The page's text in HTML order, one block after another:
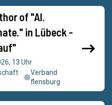
of "AI.
in Lübeck -
13 Uhr
Verband
flensburg